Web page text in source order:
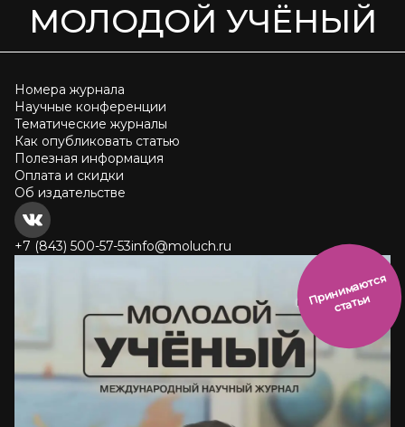
МОЛОДОЙ УЧЁНЫЙ
Номера журнала
Научные конференции
Тематические журналы
Как опубликовать статью
Полезная информация
Оплата и скидки
Об издательстве
+7 (843) 500-57-53info@moluch.ru
П
р
и
н
и
м
а
ют
с
я
ст
ать
и